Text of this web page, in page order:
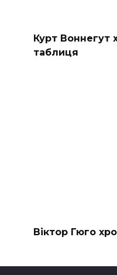
Курт Воннегут
таблиця
Віктор Гюго